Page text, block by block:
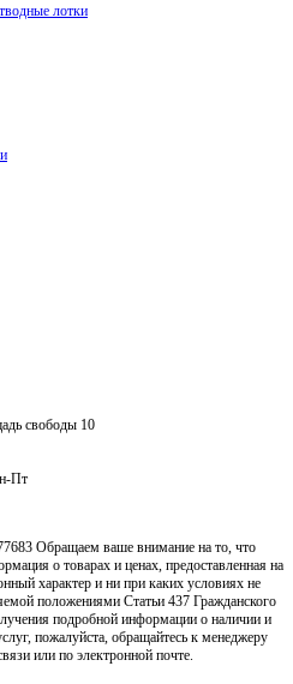
лотки
свободы 10
Пт
Обращаем ваше внимание на то, что
о товарах и ценах, предоставленная на
характер и ни при каких условиях не
положениями Статьи 437 Гражданского
подробной информации о наличии и
пожалуйста, обращайтесь к менеджеру
или по электронной почте.